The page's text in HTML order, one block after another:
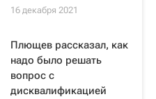
16 декабря 2021
Плющев рассказал, как
надо было решать
вопрос с
дисквалификацией